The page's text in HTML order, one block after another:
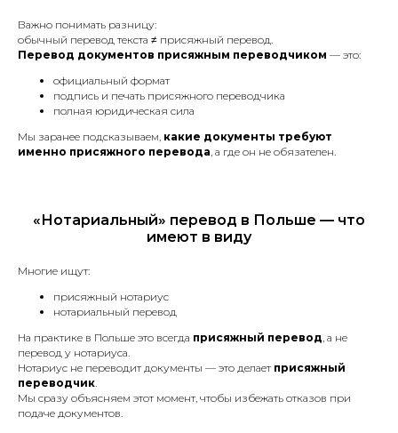
Важно понимать разницу:
обычный перевод текста ≠ присяжный перевод.
Перевод документов присяжным переводчиком — это:
официальный формат
подпись и печать присяжного переводчика
полная юридическая сила
Мы заранее подсказываем, какие документы требуют
именно присяжного перевода, а где он не обязателен.
«Нотариальный» перевод в Польше — что
имеют в виду
Многие ищут:
присяжный нотариус
нотариальный перевод
На практике в Польше это всегда присяжный перевод, а не
перевод у нотариуса.
Нотариус не переводит документы — это делает присяжный
переводчик.
Мы сразу объясняем этот момент, чтобы избежать отказов при
подаче документов.
Гарантия возврата
Гарантия возврата средств,
если не примут перевод.
Бесплатная доставка
Остались вопросы?
Заполните форму, наш
менеджер свяжется с вами
в ближайшее время.